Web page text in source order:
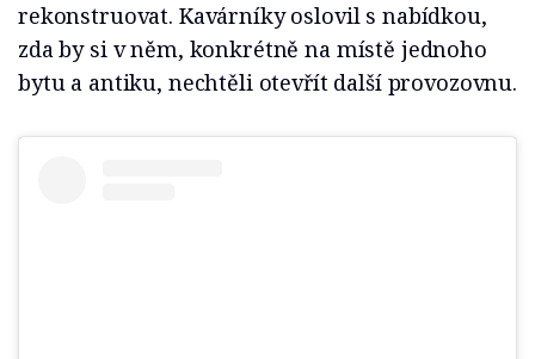
rekonstruovat. Kavárníky oslovil s nabídkou,
zda by si v něm, konkrétně na místě jednoho
bytu a antiku, nechtěli otevřít další provozovnu.